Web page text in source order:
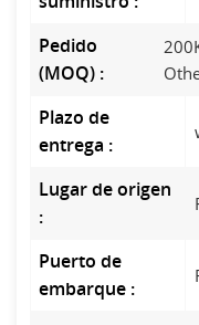
Pedido
(MOQ) :
Plazo de
entrega :
Lugar de origen
:
Puerto de
embarque :